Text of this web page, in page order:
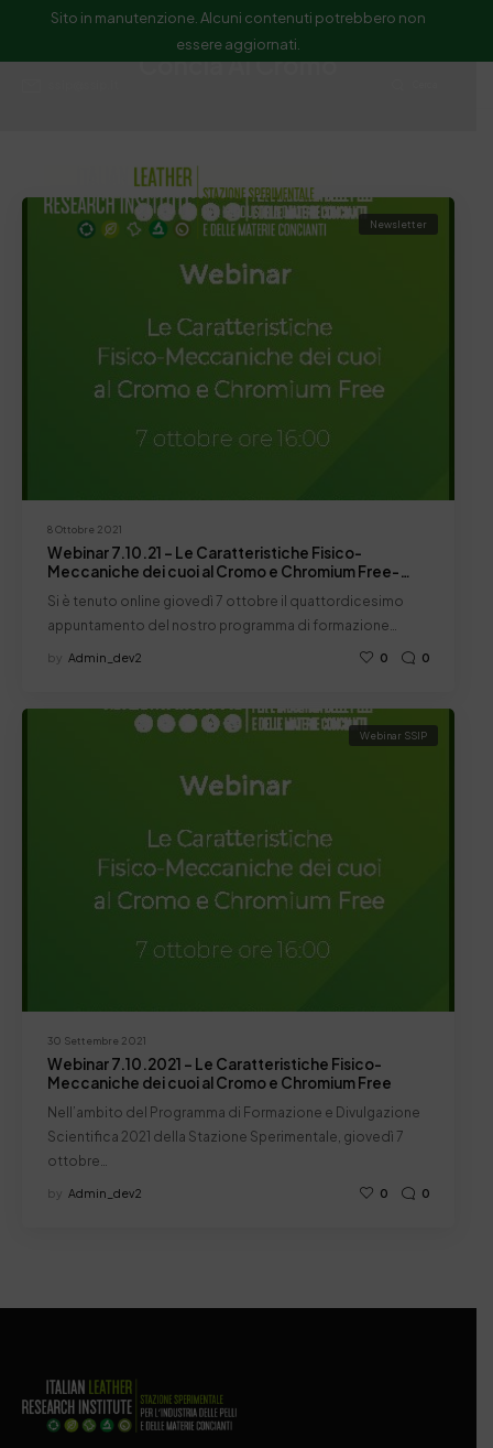
Sito in manutenzione. Alcuni contenuti potrebbero non
essere aggiornati.
Concia Al Cromo
8 Ottobre 2021
Newsletter
Webinar 7.10.21 – Le Caratteristiche Fisico-
Meccaniche dei cuoi al Cromo e Chromium Free-
Si è tenuto online giovedì 7 ottobre il quattordicesimo
appuntamento del nostro programma di formazione…
by Admin_dev2 0 0
30 Settembre 2021
Webinar SSIP
Webinar 7.10.2021 – Le Caratteristiche Fisico-
Meccaniche dei cuoi al Cromo e Chromium Free
Nell’ambito del Programma di Formazione e Divulgazione
Scientifica 2021 della Stazione Sperimentale, giovedì 7
ottobre…
by Admin_dev2 0 0